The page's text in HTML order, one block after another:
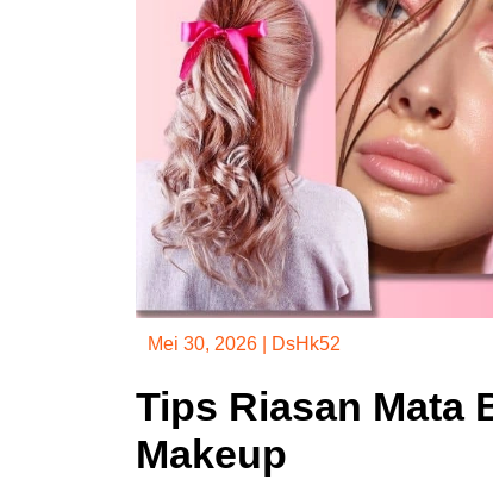
Mei 30, 2026 DsHk52
Tips Riasan Mata
Makeup